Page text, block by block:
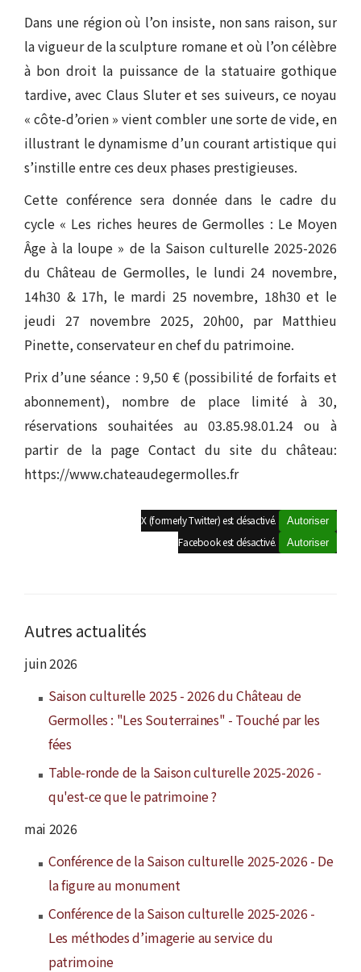
Dans une région où l’on insiste, non sans raison, sur
la vigueur de la sculpture romane et où l’on célèbre
à bon droit la puissance de la statuaire gothique
tardive, avec Claus Sluter et ses suiveurs, ce noyau
« côte-d’orien » vient combler une sorte de vide, en
illustrant le dynamisme d’un courant artistique qui
s’instille entre ces deux phases prestigieuses.
Cette conférence sera donnée dans le cadre du
cycle « Les riches heures de Germolles : Le Moyen
Âge à la loupe » de la Saison culturelle 2025-2026
du Château de Germolles, le lundi 24 novembre,
14h30 & 17h, le mardi 25 novembre, 18h30 et le
jeudi 27 novembre 2025, 20h00, par Matthieu
Pinette, conservateur en chef du patrimoine.
Prix d’une séance : 9,50 € (possibilité de forfaits et
abonnement), nombre de place limité à 30,
réservations souhaitées au 03.85.98.01.24 ou à
partir de la page Contact du site du château:
https://www.chateaudegermolles.fr
X (formerly Twitter) est désactivé. Autoriser
Facebook est désactivé. Autoriser
Autres actualités
juin 2026
Saison culturelle 2025 - 2026 du Château de
Germolles : "Les Souterraines" - Touché par les
fées
Table-ronde de la Saison culturelle 2025-2026 -
qu'est-ce que le patrimoine ?
mai 2026
Conférence de la Saison culturelle 2025-2026 - De
la figure au monument
Conférence de la Saison culturelle 2025-2026 -
Les méthodes d’imagerie au service du
patrimoine